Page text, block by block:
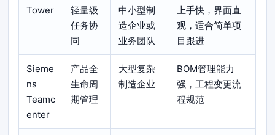
Tower
轻量级
任务协
同
中小型制
造企业或
业务团队
上手快，界面直
观，适合简单项
目跟进
Sieme
ns
Teamc
enter
产品全
生命周
期管理
大型复杂
制造企业
BOM管理能力
强，工程变更流
程规范